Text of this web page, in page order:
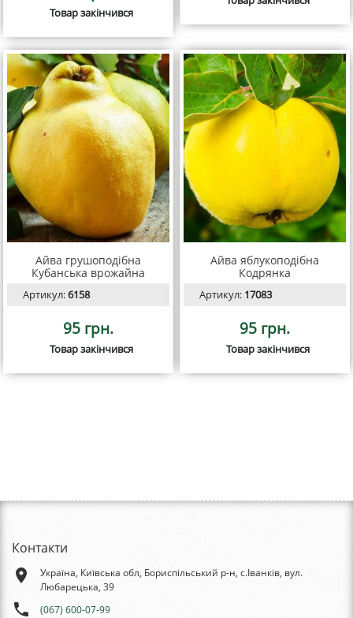
Товар закінчився
Айва грушоподібна
Кубанська врожайна
Артикул:6158
95 грн.
Товар закінчився
Айва яблукоподібна
Кодрянка
Артикул: 17083
95 грн.
Товар закінчився
Контакти
place
Україна, Київська обл, Бориспільський р-н, с.Іванків, вул.
Любарецька, 39
phone (067) 600-07-99